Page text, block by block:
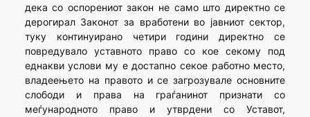
дека со оспорениот закон не само што директно се
дерогирал Законот за вработени во јавниот сектор,
туку континуирано четири години директно се
повредувало уставното право со кое секому под
еднакви услови му е достапно секое работно место,
владеењето на правото и се загрозувале основните
слободи и права на граѓанинот признати со
меѓународното право и утврдени со Уставот,